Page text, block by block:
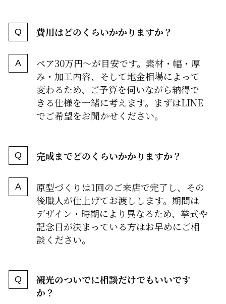
費用はどのくらいかかりますか？
ペア30万円〜が目安です。素材・幅・厚
み・加工内容、そして地金相場によって
変わるため、ご予算を伺いながら納得で
きる仕様を一緒に考えます。まずはLINE
でご希望をお聞かせください。
完成までどのくらいかかりますか？
原型づくりは1回のご来店で完了し、その
後職人が仕上げてお渡しします。期間は
デザイン・時期により異なるため、挙式や
記念日が決まっている方はお早めにご相
談ください。
観光のついでに相談だけでもいいです
か？